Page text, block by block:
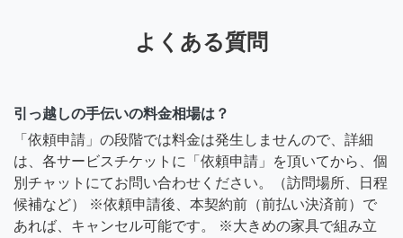
よくある質問
引っ越しの手伝いの料金相場は？
「依頼申請」の段階では料金は発生しませんので、詳細
は、各サービスチケットに「依頼申請」を頂いてから、個
別チャットにてお問い合わせください。（訪問場所、日程
候補など） ※依頼申請後、本契約前（前払い決済前）で
あれば、キャンセル可能です。 ※大きめの家具で組み立